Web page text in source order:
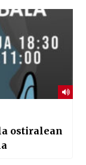
ostiralean